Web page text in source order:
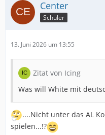
Center
Schüler
13. Juni 2026 um 13:55
Zitat von Icing
Was will White mit
....Nicht unter das AL
spielen...!?